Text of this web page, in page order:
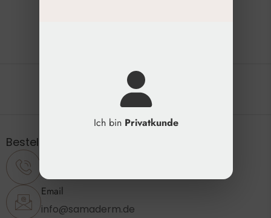
Die natürliche Schönheit erhalten
Bestellung & Support
+49 (0) 2173 - 89 23 860
Email
info@samaderm.de
Ich bin Privatkunde